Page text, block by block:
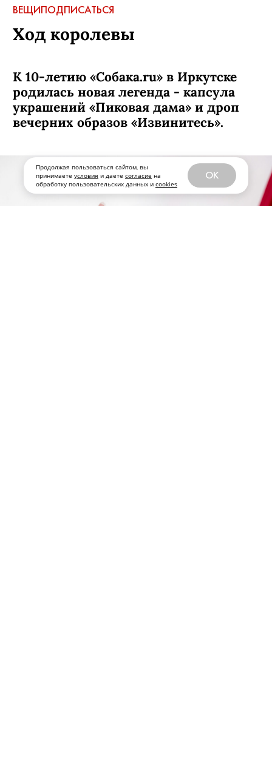
Продолжая пользоваться сайтом, вы
принимаете условия и даете согласие на
обработку пользовательских данных и cookies
OK
ВЕЩИПОДПИСАТЬСЯ
Ход королевы
К 10-летию «Собака.ru» в Иркутске
родилась новая легенда - капсула
украшений «Пиковая дама» и дроп
вечерних образов «Извинитесь».